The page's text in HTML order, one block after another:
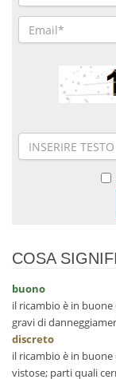
COSA
buono
il ricambio è in
gravi di
discreto
il ricambio è in
vistose; parti quali